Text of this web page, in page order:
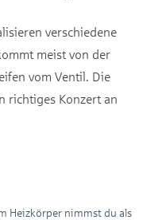
verschiedene
meist von der
vom Ventil. Die
richtiges Konzert an
Heizkörper nimmst du als